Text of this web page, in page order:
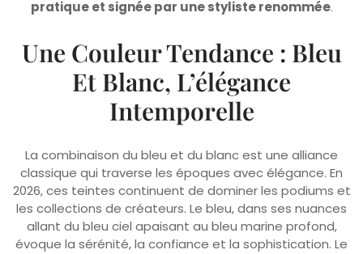
Une Couleur Tendance : Bleu
Et Blanc, L’élégance
Intemporelle
La combinaison du bleu et du blanc est une alliance
2026, ces teintes continuent de dominer les podiums et
les collections de créateurs. Le bleu, dans ses nuances
allant du bleu ciel apaisant au bleu marine profond,
évoque la sérénité, la confiance et la sophistication. Le
blanc, quant à lui, symbolise la pureté, la lumière et la
simplicité.